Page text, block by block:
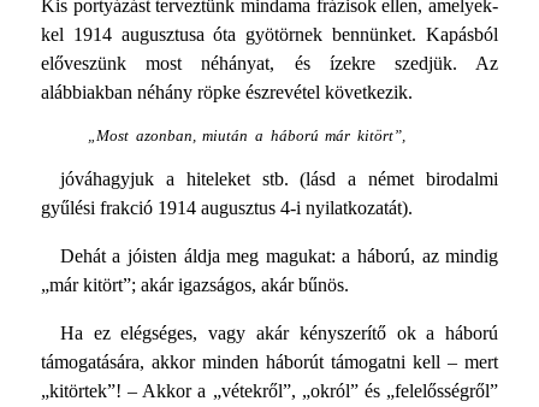
Kis portyázást terveztünk mindama frázisok ellen, amelyek­
kel 1914 augusztusa óta gyötörnek bennünket. Kapásból
elő­veszünk most néhányat, és ízekre szedjük. Az
alábbiakban néhány röpke észrevétel következik.
„Most azonban, miután a háború már kitört”,
jóváhagyjuk a hiteleket stb. (lásd a német birodalmi
gyűlési frakció 1914 augusztus 4-i nyilatkozatát).
Dehát a jóisten áldja meg magukat: a háború, az mindig
„már kitört”; akár igazságos, akár bűnös.
Ha ez elégséges, vagy akár kényszerítő ok a háború
támogatá­sára, akkor minden háborút támogatni kell – mert
„kitörtek”! – Akkor a „vétekről”, „okról” és „felelősségről”